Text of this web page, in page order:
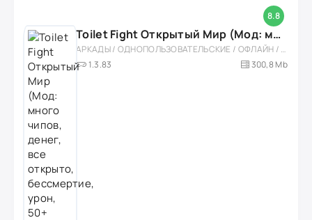
8.8
Toilet Fight Открытый Мир (Мод: много чипов, денег, все открыто, бессмертие, урон, 50+ читов)
АРКАДЫ / ОДНОПОЛЬЗОВАТЕЛЬСКИЕ / ОФЛАЙН / МОД / РОЛЕВЫЕ / ШУТЕРЫ / ОТКРЫТЫЙ МИР / ВСТРОЕННЫЙ КЕШ / 3D / ЭКШЕНЫ / ТУАЛЕТНЫЕ ВОЙНЫ / ДЛЯ ДЕТЕЙ
1.3.83
300,8 Mb